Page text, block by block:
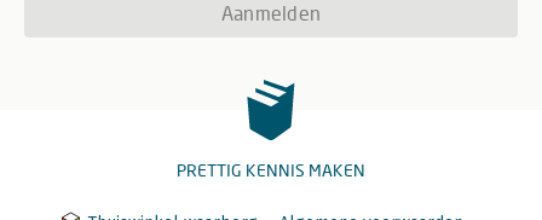
Aanmelden
PRETTIG KENNIS MAKEN